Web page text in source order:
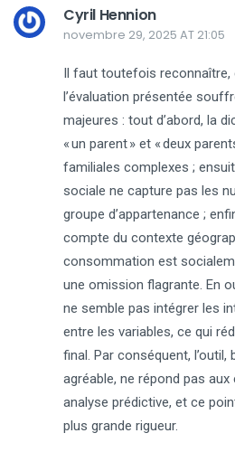
Cyril Hennion
novembre 29, 2025 AT 21:05
Il faut toutefois reconnaître,
l’évaluation présentée
majeures : tout d’abord, la
« un parent » et « deux
familiales complexes ;
sociale ne capture pas les
groupe d’appartenance ;
compte du contexte
consommation est
une omission flagrante. En
ne semble pas intégrer les
entre les variables, ce qui
final. Par conséquent, l’outil,
agréable, ne répond pas aux
analyse prédictive, et ce
plus grande rigueur.